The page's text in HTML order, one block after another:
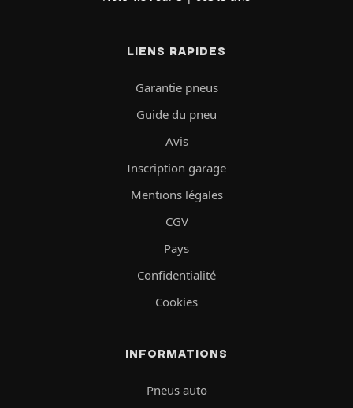
LIENS RAPIDES
Garantie pneus
Guide du pneu
Avis
Inscription garage
Mentions légales
CGV
Pays
Confidentialité
Cookies
INFORMATIONS
Pneus auto